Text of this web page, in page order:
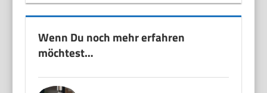
Wenn Du noch mehr erfahren
möchtest…